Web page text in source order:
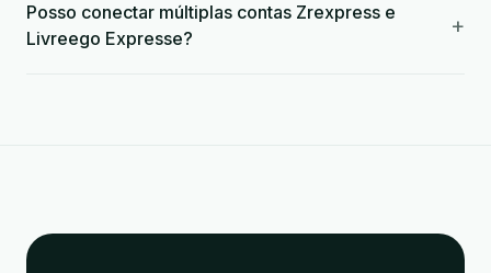
Posso conectar múltiplas contas Zrexpress e
Livreego Expresse?
+